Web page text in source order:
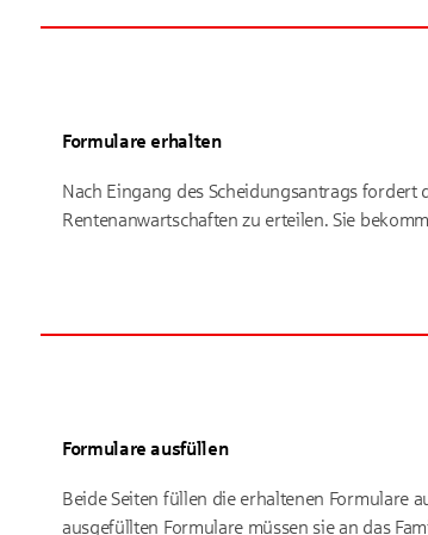
Formulare erhalten
Nach Eingang des Scheidungsantrags
Rentenanwartschaften zu erteilen. Sie
Formulare ausfüllen
Beide Seiten füllen die erhaltenen Formulare
ausgefüllten Formulare müssen sie an das